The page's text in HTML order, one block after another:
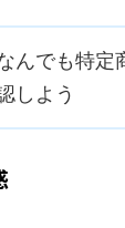
んでも特定
しよう